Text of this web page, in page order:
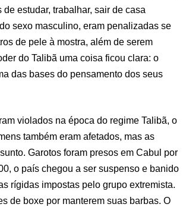
estudar, trabalhar, sair de casa
sexo masculino, eram penalizadas se
de pele à mostra, além de serem
do Talibã uma coisa ficou clara: o
das bases do pensamento dos seus
violados na época do regime Talibã, o
também eram afetados, mas as
Garotos foram presos em Cabul por
o país chegou a ser suspenso e banido
rígidas impostas pelo grupo extremista.
de boxe por manterem suas barbas. O